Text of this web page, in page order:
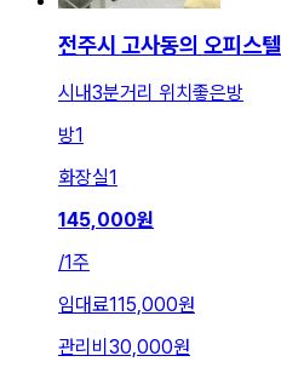
전주시 고사동의 오피스텔
시내3분거리 위치좋은방
방1
화장실1
145,000원
/1주
임대료115,000원
관리비 30,000원